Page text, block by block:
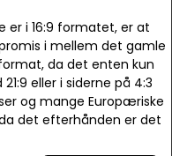
er i 16:9 formatet, er at
i mellem det gamle
da det enten kun
eller i siderne på 4:3
og mange Europæriske
det efterhånden er det